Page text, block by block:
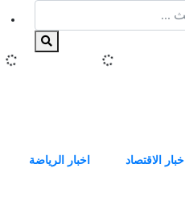
اخبار الاقتصاد اخبار الرياضة